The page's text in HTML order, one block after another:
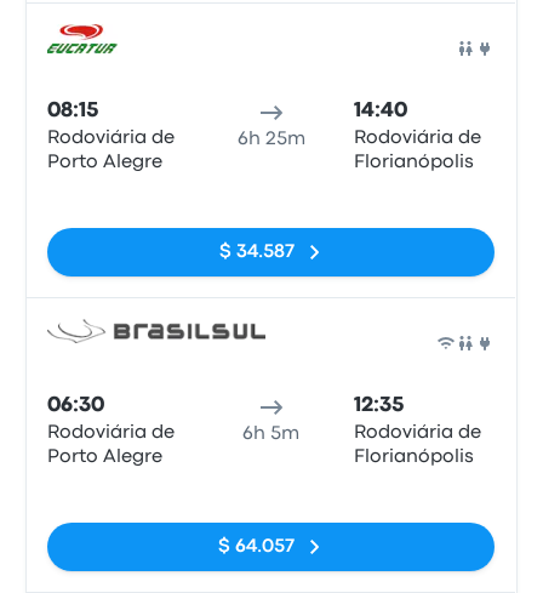
08:15
Rodoviária de
Porto Alegre
6h 25m
14:40
Rodoviária de
Florianópolis
$ 34.587
06:30
Rodoviária de
Porto Alegre
6h 5m
12:35
Rodoviária de
Florianópolis
$ 64.057